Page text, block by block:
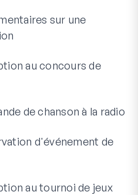
sur une
au concours de
de chanson à la radio
d'événement de
au tournoi de jeux